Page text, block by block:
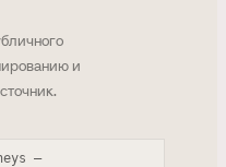
и
—